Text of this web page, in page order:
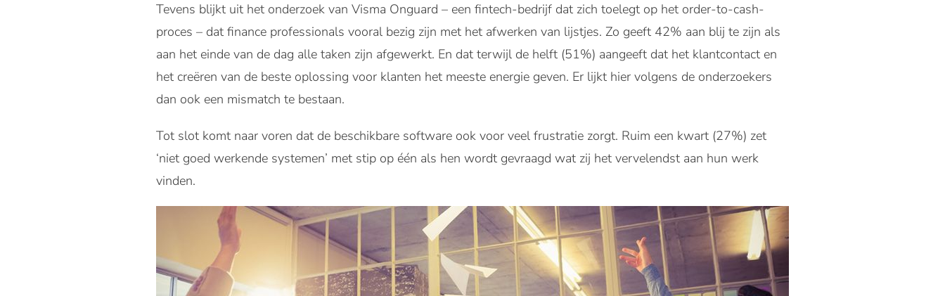
Tevens blijkt uit het onderzoek van Visma Onguard – een fintech-bedrijf dat zich toelegt op het order-to-cash-
proces – dat finance professionals vooral bezig zijn met het afwerken van lijstjes. Zo geeft 42% aan blij te zijn als
aan het einde van de dag alle taken zijn afgewerkt. En dat terwijl de helft (51%) aangeeft dat het klantcontact en
het creëren van de beste oplossing voor klanten het meeste energie geven. Er lijkt hier volgens de onderzoekers
dan ook een mismatch te bestaan.
Tot slot komt naar voren dat de beschikbare software ook voor veel frustratie zorgt. Ruim een kwart (27%) zet
‘niet goed werkende systemen’ met stip op één als hen wordt gevraagd wat zij het vervelendst aan hun werk
vinden.